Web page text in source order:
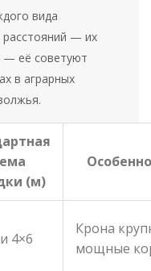
вида
расстояний — их
— её советуют
в аграрных
(м)
4×6
Крона
мощные